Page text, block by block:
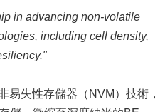
in advancing non-volatile
including cell density,
易失性存儲器（NVM）技術，